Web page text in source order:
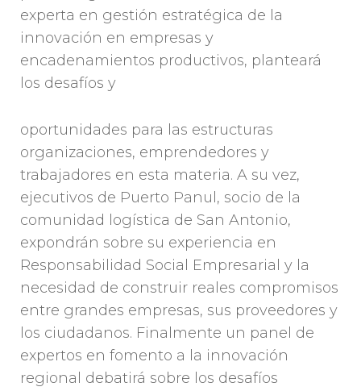
experta en gestión estratégica de la
innovación en empresas y
encadenamientos productivos, planteará
los desafíos y
oportunidades para las estructuras
organizaciones, emprendedores y
trabajadores en esta materia. A su vez,
ejecutivos de Puerto Panul, socio de la
comunidad logística de San Antonio,
expondrán sobre su experiencia en
Responsabilidad Social Empresarial y la
necesidad de construir reales compromisos
entre grandes empresas, sus proveedores y
los ciudadanos. Finalmente un panel de
expertos en fomento a la innovación
regional debatirá sobre los desafíos